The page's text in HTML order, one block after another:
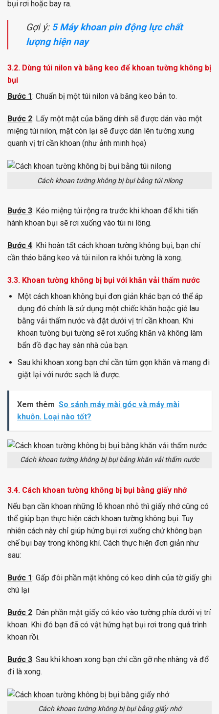
bụi rơi hoặc bay ra.
Gợi ý: 5 Máy khoan pin động lực chất
lượng hiện nay
3.2. Dùng túi nilon và băng keo để khoan tường không bị
bụi
Bước 1: Chuẩn bị một túi nilon và băng keo bản to.
Bước 2: Lấy một mặt của băng dính sẽ được dán vào một
miệng túi nilon, mặt còn lại sẽ được dán lên tường xung
quanh vị trí cần khoan (như ảnh minh họa)
Cách khoan tường không bị bụi bằng túi nilong
Bước 3: Kéo miệng túi rộng ra trước khi khoan để khi tiến
hành khoan bụi sẽ rơi xuống vào túi ni lông.
Bước 4: Khi hoàn tất cách khoan tường không bụi, bạn chỉ
cần tháo băng keo và túi nilon ra khỏi tường là xong.
3.3. Khoan tường không bị bụi với khăn vải thấm nước
Một cách khoan không bụi đơn giản khác bạn có thể áp
dụng đó chính là sử dụng một chiếc khăn hoặc giẻ lau
bằng vải thấm nước và đặt dưới vị trí cần khoan. Khi
khoan tường bụi tường sẽ rơi xuống khăn và không làm
bẩn đồ đạc hay sàn nhà của bạn.
Sau khi khoan xong bạn chỉ cần túm gọn khăn và mang đi
giặt lại với nước sạch là được.
Xem thêm So sánh máy mài góc và máy mài
khuôn. Loại nào tốt?
Cách khoan tường không bị bụi bằng khăn vải thấm nước
3.4. Cách khoan tường không bị bụi bằng giấy nhớ
Nếu bạn cần khoan những lỗ khoan nhỏ thì giấy nhớ cũng có
thể giúp bạn thực hiện cách khoan tường không bụi. Tuy
nhiên cách này chỉ giúp hứng bụi rơi xuống chứ không bạn
chế bụi bay trong không khí. Cách thực hiện đơn giản như
sau:
Bước 1: Gấp đôi phần mặt không có keo dính của tờ giấy ghi
chú lại
Bước 2: Dán phần mặt giấy có kéo vào tường phía dưới vị trí
khoan. Khi đó bạn đã có vật hứng hạt bụi rơi trong quá trình
khoan rồi.
Bước 3: Sau khi khoan xong bạn chỉ cần gỡ nhẹ nhàng và đổ
đi là xong.
Cách khoan tường không bị bụi bằng giấy nhớ